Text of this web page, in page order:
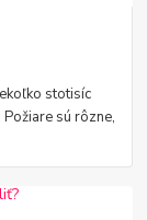
stotisíc
sú rôzne,